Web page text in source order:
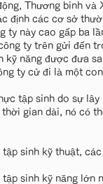
Thương binh
định các cơ sở
này cao gấp ba
ty trên gửi đến
kỹ năng được đưa
ty cử đi là một
tập sinh do sự
gian dài, nó có
sinh kỹ thuật,
sinh kỹ năng lớn